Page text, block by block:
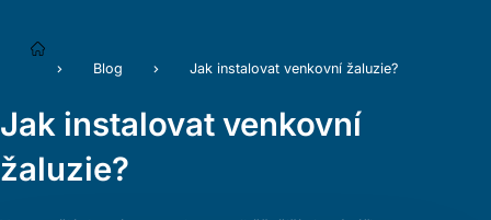
Blog Jak instalovat venkovní žaluzie?
Jak instalovat venkovní
žaluzie?